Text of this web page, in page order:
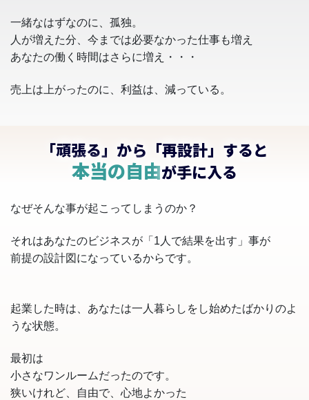
一緒なはずなのに、孤独。
人が増えた分、今までは必要なかった仕事も増え
あなたの働く時間はさらに増え・・・
売上は上がったのに、利益は、減っている。
「頑張る」から「再設計」すると
本当の自由が手に入る
なぜそんな事が起こってしまうのか？
それはあなたのビジネスが「1人で結果を出す」事が
前提の設計図になっているからです。
起業した時は、あなたは一人暮らしをし始めたばかりのよ
うな状態。
最初は
小さなワンルームだったのです。
狭いけれど、自由で、心地よかった